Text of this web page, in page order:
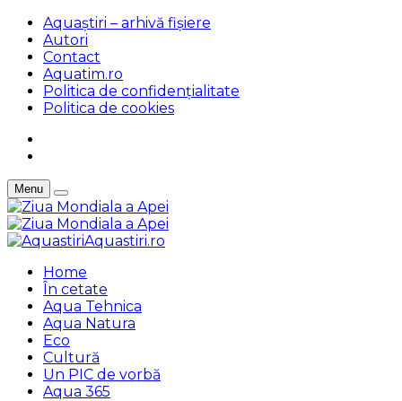
Aquaștiri – arhivă fișiere
Autori
Contact
Aquatim.ro
Politica de confidențialitate
Politica de cookies
Menu
Aquastiri.ro
Home
În cetate
Aqua Tehnica
Aqua Natura
Eco
Cultură
Un PIC de vorbă
Aqua 365